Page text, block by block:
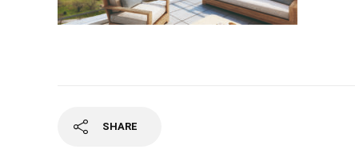
SHARE